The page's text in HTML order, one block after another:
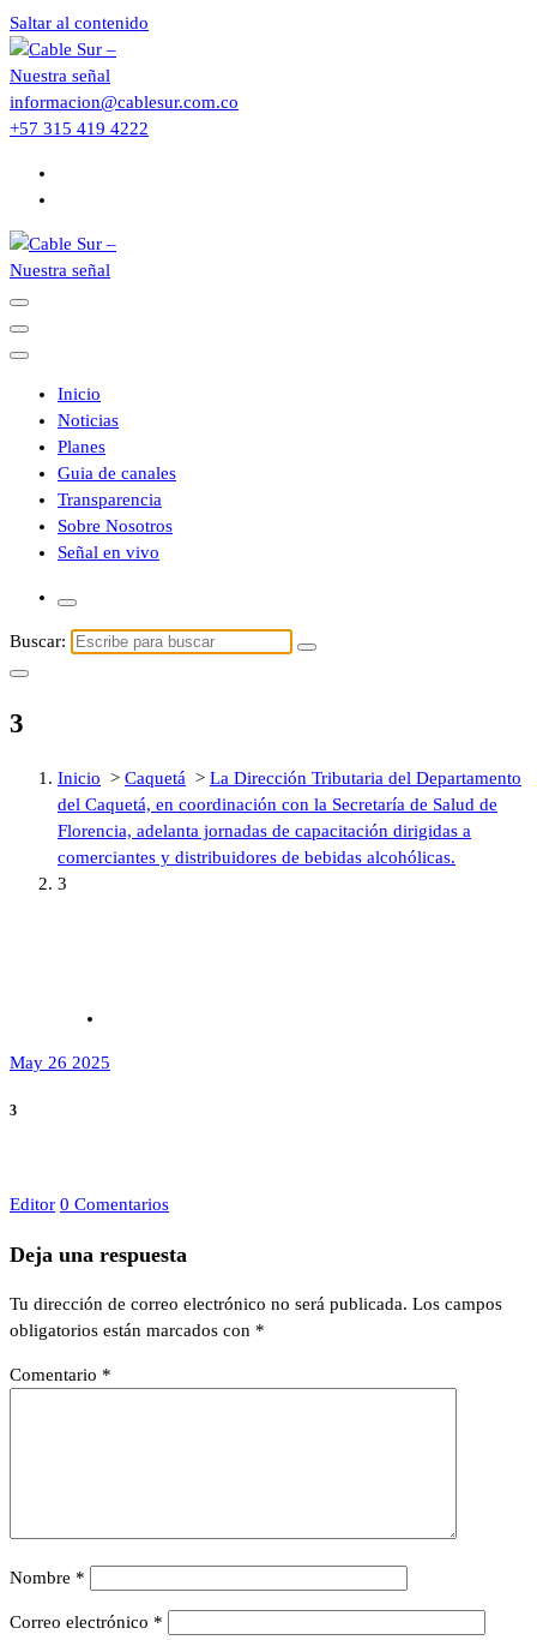
Saltar al contenido
informacion@cablesur.com.co
+57 315 419 4222
Inicio
Noticias
Planes
Guia de canales
Transparencia
Sobre Nosotros
Señal en vivo
Buscar:
3
Inicio > Caquetá > La Dirección Tributaria del Departamento
del Caquetá, en coordinación con la Secretaría de Salud de
Florencia, adelanta jornadas de capacitación dirigidas a
comerciantes y distribuidores de bebidas alcohólicas.
3
May 26 2025
3
Editor 0 Comentarios
Deja una respuesta
Tu dirección de correo electrónico no será publicada. Los campos
obligatorios están marcados con *
Comentario *
Nombre *
Correo electrónico *